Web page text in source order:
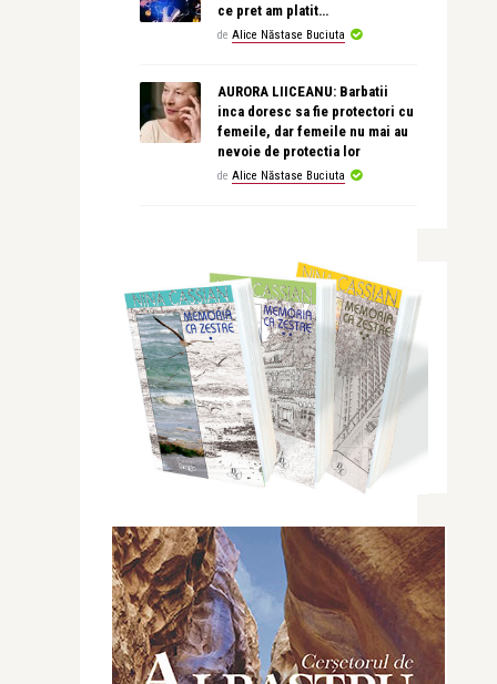
ce pret am platit…
de Alice Năstase Buciuta
AURORA LIICEANU: Barbatii
inca doresc sa fie protectori cu
femeile, dar femeile nu mai au
nevoie de protectia lor
de Alice Năstase Buciuta